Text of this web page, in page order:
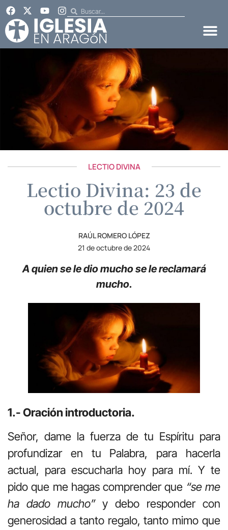
LECTIO DIVINA
Lectio Divina: 23 de
octubre de 2024
RAÚL ROMERO LÓPEZ
21 de octubre de 2024
A quien se le dio mucho se le reclamará
mucho.
1.- Oración introductoria.
Señor, dame la fuerza de tu Espíritu para
profundizar en tu Palabra, para hacerla
actual, para escucharla hoy para mí. Y te
pido que me hagas comprender que “se me
ha dado mucho”y debo responder con
generosidad a tanto regalo, tanto mimo que